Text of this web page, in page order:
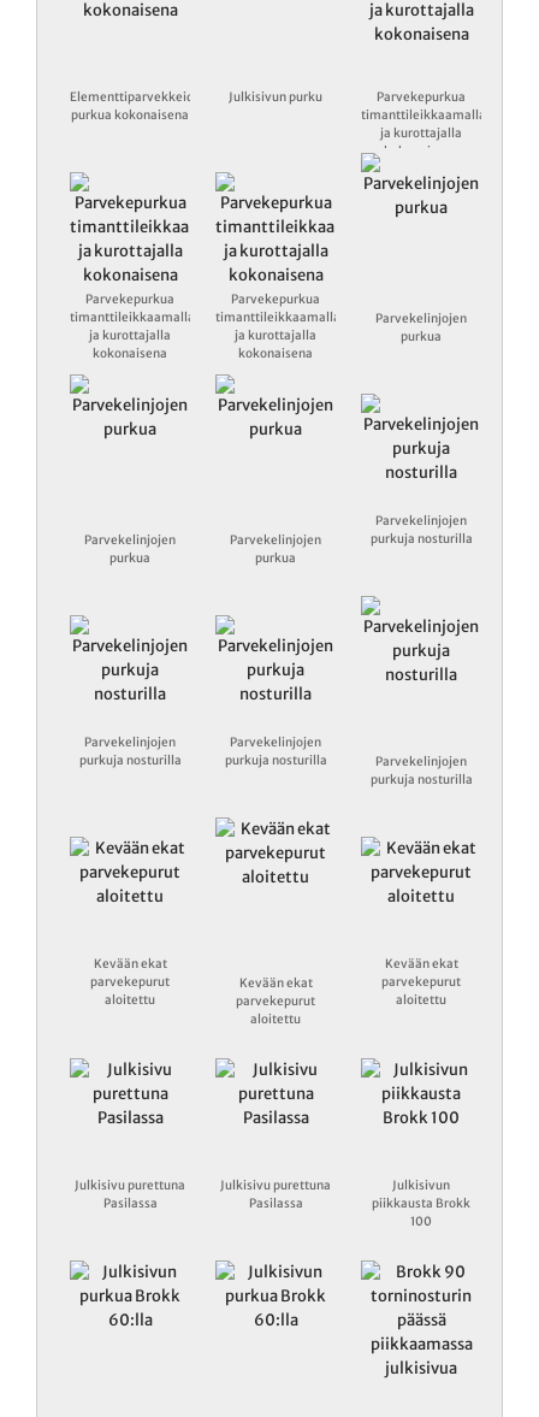
Elementtiparvekkeiden
purkua kokonaisena
Julkisivun purku
Parvekepurkua
timanttileikkaamalla
ja kurottajalla
kokonaisena
Parvekepurkua
timanttileikkaamalla
ja kurottajalla
kokonaisena
Parvekepurkua
timanttileikkaamalla
ja kurottajalla
kokonaisena
Parvekelinjojen
purkua
Parvekelinjojen
purkua
Parvekelinjojen
purkua
Parvekelinjojen
purkuja nosturilla
Parvekelinjojen
purkuja nosturilla
Parvekelinjojen
purkuja nosturilla
Parvekelinjojen
purkuja nosturilla
Kevään ekat
parvekepurut
aloitettu
Kevään ekat
parvekepurut
aloitettu
Kevään ekat
parvekepurut
aloitettu
Julkisivu purettuna
Pasilassa
Julkisivu purettuna
Pasilassa
Julkisivun
piikkausta Brokk
100